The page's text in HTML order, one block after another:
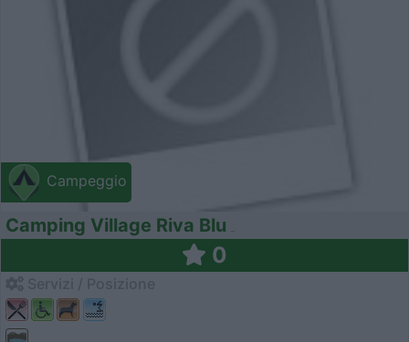
Campeggio
Camping Village Riva Blu
0